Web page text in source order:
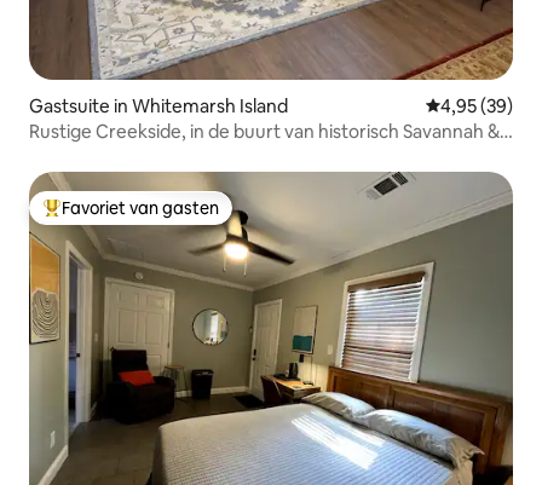
Gastsuite in Whitemarsh Island Gemiddelde
4,95 (39)
Rustige Creekside, in de buurt van historisch Savannah &
Topfavoriet van gasten
Favoriet van gasten